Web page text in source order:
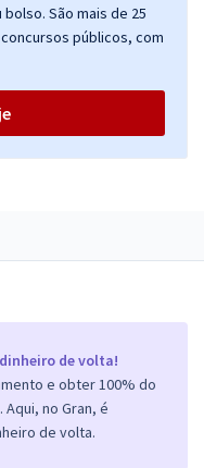
de volta!
e obter 100% do
no Gran, é
de volta.
São mais de 25
públicos, com